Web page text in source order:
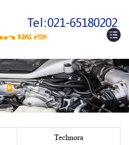
Technora